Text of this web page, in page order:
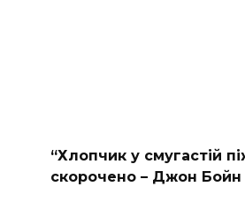
“Хлопчик у смугастій
скорочено – Джон Бойн